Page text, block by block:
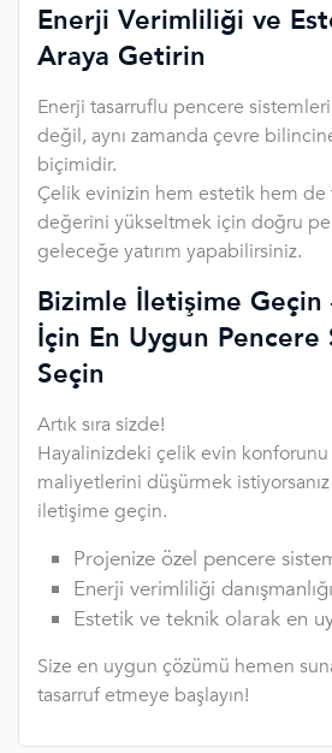
Enerji Verimliliği ve
Araya Getirin
Enerji tasarruflu pencere
değil, aynı zamanda çevre
biçimidir.
Çelik evinizin hem estetik hem de
değerini yükseltmek için doğru
geleceğe yatırım yapabilirsiniz.
Bizimle İletişime Geçin
İçin En Uygun Pencere
Seçin
Artık sıra sizde!
Hayalinizdeki çelik evin konforunu
maliyetlerini düşürmek
iletişime geçin.
Projenize özel pencere
Enerji verimliliği danışmanlığı
Estetik ve teknik olarak en
Size en uygun çözümü hemen
tasarruf etmeye başlayın!